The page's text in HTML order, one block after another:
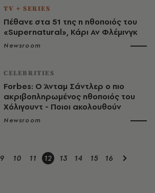
TV + SERIES
Πέθανε στα 51 της η ηθοποιός του
«Supernatural», Κάρι Αν Φλέμινγκ
Newsroom
CELEBRITIES
Forbes: Ο Άνταμ Σάντλερ ο πιο
ακριβοπληρωμένος ηθοποιός του
Χόλιγουντ - Ποιοι ακολουθούν
Newsroom
9 10 11 12 13 14 15 16